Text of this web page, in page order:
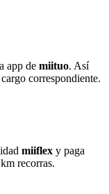
app de miituo. Así
correspondiente.
miiflex y paga
recorras.